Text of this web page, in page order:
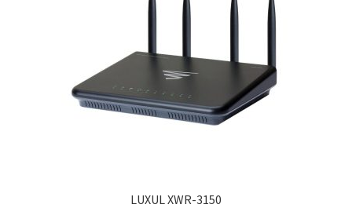
LUXUL XWR-3150